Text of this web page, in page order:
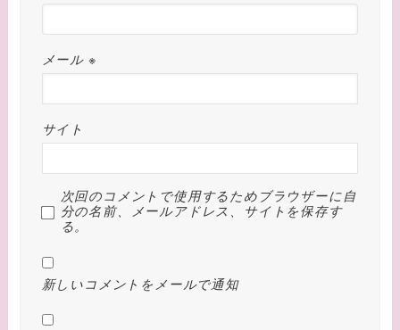
メール ※
サイト
次回のコメントで使用するためブラウザーに自
分の名前、メールアドレス、サイトを保存す
る。
新しいコメントをメールで通知